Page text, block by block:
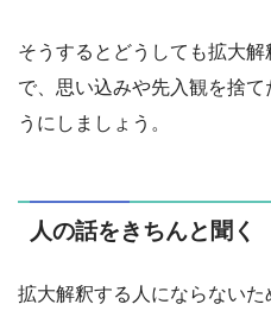
そうするとどうしても拡大
で、思い込みや先入観を捨
うにしましょう。
人の話をきちんと聞く
拡大解釈する人にならない